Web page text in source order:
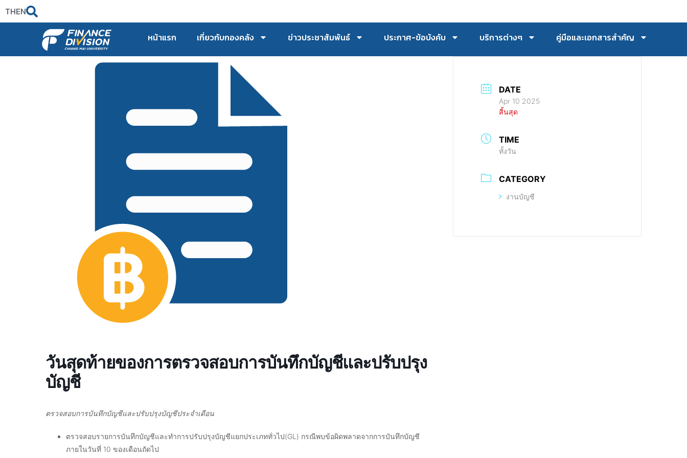
THEN
หน้าแรก เกี่ยวกับกองคลัง ข่าวประชาสัมพันธ์ ประกาศ-ข้อบังคับ บริการต่างๆ คู่มือและเอกสารสำคัญ
วันสุดท้ายของการตรวจสอบการบันทึกบัญชีและปรับปรุง
บัญชี
ตรวจสอบการบันทึกบัญชีและปรับปรุงบัญชีประจำเดือน
ตรวจสอบรายการบันทึกบัญชีและทำการปรับปรุงบัญชีแยกประเภททั่วไป(GL) กรณีพบข้อผิดพลาดจากการบันทึกบัญชี
ภายในวันที่ 10 ของเดือนถัดไป
DATE
Apr 10 2025
สิ้นสุด
TIME
ทั้งวัน
CATEGORY
งานบัญชี